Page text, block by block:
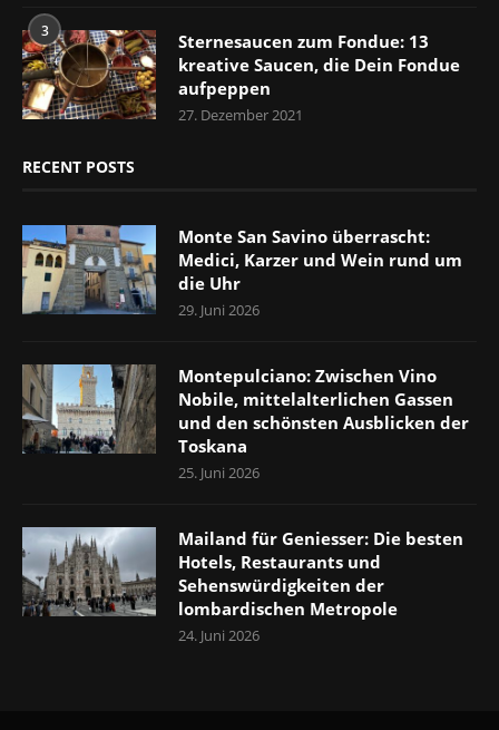
3
Sternesaucen zum Fondue: 13
kreative Saucen, die Dein Fondue
aufpeppen
27. Dezember 2021
RECENT POSTS
Monte San Savino überrascht:
Medici, Karzer und Wein rund um
die Uhr
29. Juni 2026
Montepulciano: Zwischen Vino
Nobile, mittelalterlichen Gassen
und den schönsten Ausblicken der
Toskana
25. Juni 2026
Mailand für Geniesser: Die besten
Hotels, Restaurants und
Sehenswürdigkeiten der
lombardischen Metropole
24. Juni 2026